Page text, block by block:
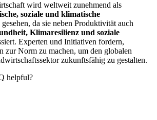
wird weltweit zunehmend als
soziale und klimatische
gesehen, da sie neben Produktivität auch
Klimaresilienz und soziale
Experten und Initiativen fordern,
zur Norm zu machen, um den globalen
zukunftsfähig zu gestalten.
helpful?